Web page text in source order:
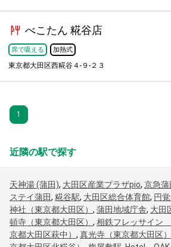
べこたん 糀谷店
席で吸える 加熱式
東京都大田区西糀谷４-９-２３
1
近隣の駅で探す
天神湯 (蒲田), 大田区産業プラザpio, 京急蒲
ステイ蒲田, 糀谷駅, 大田区総合体育館, 円
神社（東京都大田区） , 蒲田地域庁舎, 大田
頓寺（東京都大田区） , 相鉄フレッサイン
京都大田区萩中） , 真光寺（東京都大田区）